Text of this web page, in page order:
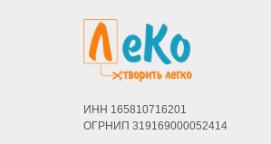
ИНН 165810716201
ОГРНИП 319169000052414